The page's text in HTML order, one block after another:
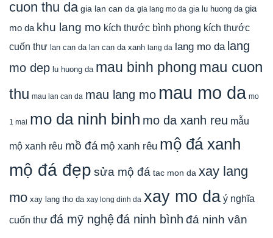
cuon thu da gia lan can da gia lang mo da gia lu huong da gia
mo da khu lang mo kích thước bình phong kích thước
cuốn thư lan can da lan can da xanh lang da lang mo da lang
mo dep lu huong da mau binh phong mau cuon
thu mau lan can da mau lang mo mau mo da mo
1 mai mo da ninh binh mo da xanh reu mẫu
mộ xanh rêu mồ đá mộ xanh rêu mộ đá xanh
mộ đá đẹp sửa mộ đá tac mon da xay lang
mo xay lang tho da xay long dinh da xay mo da ý nghĩa
cuốn thư đá mỹ nghệđá ninh bình đá ninh vân